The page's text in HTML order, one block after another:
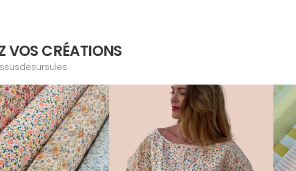
VOS CRÉATIONS